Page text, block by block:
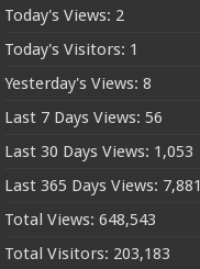
Today's Views: 2
Today's Visitors: 1
Yesterday's Views:8
Last 7 Days Views:56
Last 30 Days Views: 1,053
Last 365 Days Views: 7,881
Total Views:648,543
Total Visitors: 203,183